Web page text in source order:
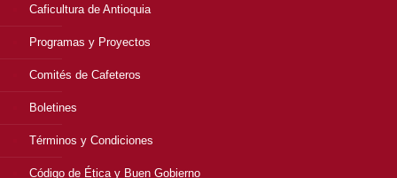
Caficultura de Antioquia
Programas y Proyectos
Comités de Cafeteros
Boletines
Términos y Condiciones
Código de Ética y Buen Gobierno